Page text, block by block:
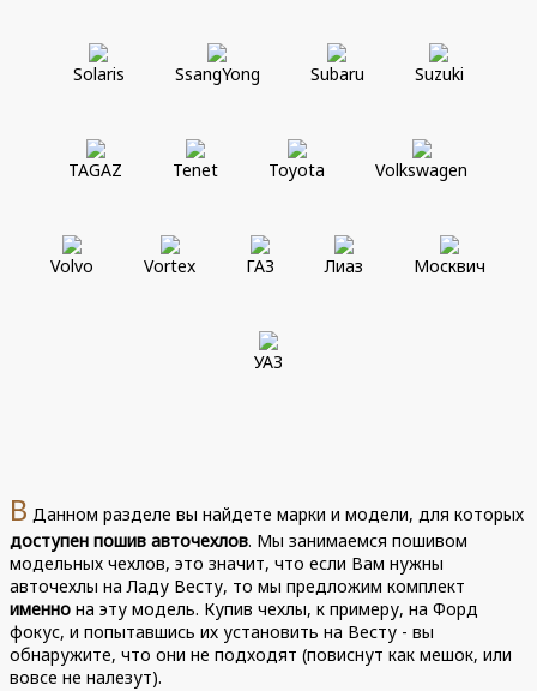
Solaris SsangYong Subaru Suzuki
TAGAZ Tenet Toyota Volkswagen
Volvo Vortex ГАЗ Лиаз Москвич
УАЗ
В Данном разделе вы найдете марки и модели, для которых
доступен пошив авточехлов. Мы занимаемся пошивом
модельных чехлов, это значит, что если Вам нужны
авточехлы на Ладу Весту, то мы предложим комплект
именно на эту модель. Купив чехлы, к примеру, на Форд
фокус, и попытавшись их установить на Весту - вы
обнаружите, что они не подходят (повиснут как мешок, или
вовсе не налезут).